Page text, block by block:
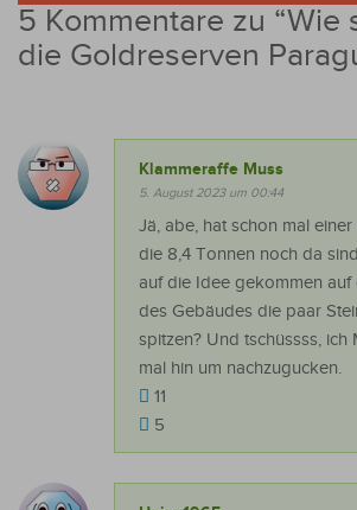
5 Kommentare zu “Wie
die Goldreserven
Klammeraffe Muss
5. August 2023 um 00:44
Jä, abe, hat schon mal
die 8,4 Tonnen noch da
auf die Idee gekommen auf
des Gebäudes die paar
spitzen? Und tschüssss, ich
mal hin um nachzugucken.
11
5